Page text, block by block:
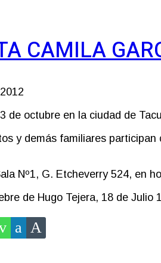
CAMILA
de octubre en la ciudad de
y demás familiares
Nº1, G. Etcheverry 524, en
de Hugo Tejera, 18 de